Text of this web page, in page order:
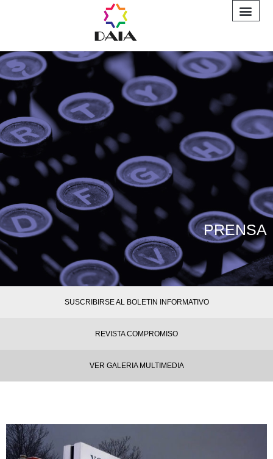
PRENSA
SUSCRIBIRSE AL BOLETIN INFORMATIVO
REVISTA COMPROMISO
VER GALERIA MULTIMEDIA